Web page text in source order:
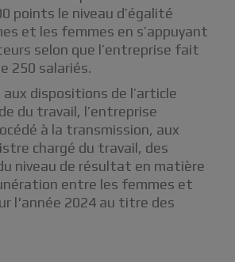
points le niveau d’égalité
et les femmes en s’appuyant
selon que l’entreprise fait
250 salariés.
dispositions de l’article
du travail, l’entreprise
à la transmission, aux
chargé du travail, des
niveau de résultat en matière
entre les femmes et
l'année 2024 au titre des